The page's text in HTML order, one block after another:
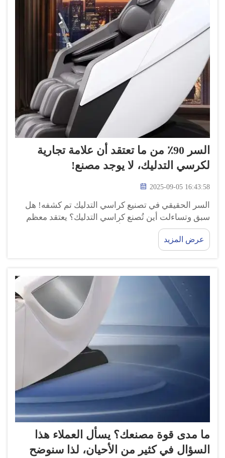
السر 90٪ من ما تعتقد أن علامة تجارية
لكرسي التدليك، لا يوجد مصنع!
2025-09-05 16:43:58
السر الحقيقي في تصنيع كراسي التدليك تم كشفه! هل
سبق وتساءلت أين تُصنع كراسي التدليك؟ يعتقد معظم
الناس أن كراسي التدليك تأتي من مصانع ضخمة مليئة
بالآلات والعاملين. ولكن ماذا لو أخبرتك أن هذا ليس
دائمًا...
عرض المزيد
ما مدى قوة مصنعك؟ يسأل العملاء هذا
السؤال في كثير من الأحيان، لذا سنوضح